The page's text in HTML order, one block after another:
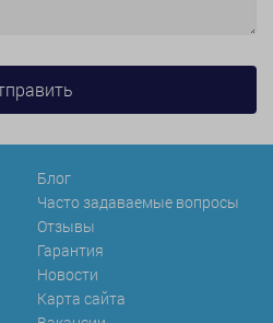
Блог
Часто задаваемые вопросы
Отзывы
Гарантия
Новости
Карта сайта